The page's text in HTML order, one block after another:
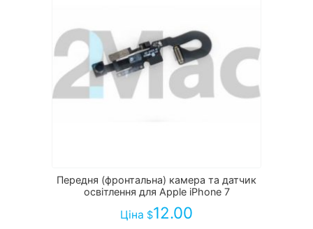
Передня (фронтальна) камера та датчик
освітлення для Apple iPhone 7
Ціна $12.00